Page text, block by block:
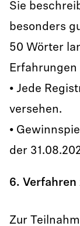
Sie
besonders
50 Wörter
• Jede
versehen.
•
der
6.
Zur